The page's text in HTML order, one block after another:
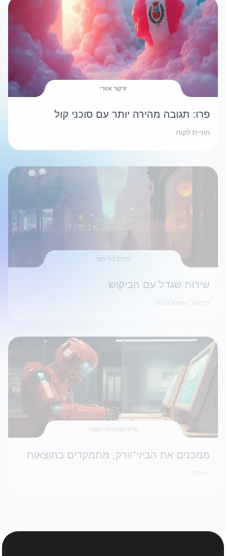
זרקור אזורי
פרו: תגובה מהירה יותר עם סוכני קול
חוויית לקוח
סקייל בלי סוף
שירות שגדל עם הביקוש
תפעול ואסטרטגיה
פרודוקטיביות הצוות
ממכנים את הביזי־וורק, מתמקדים בתוצאות
יעילות